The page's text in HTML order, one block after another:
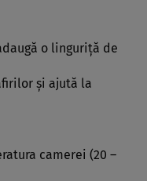
o linguriță de
și ajută la
camerei (20 –